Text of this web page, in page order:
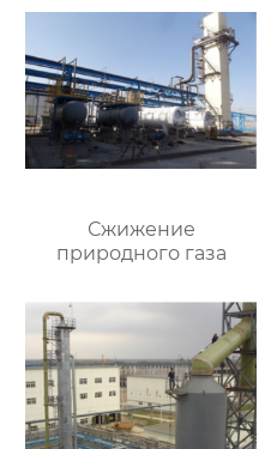
Сжижение
природного газа